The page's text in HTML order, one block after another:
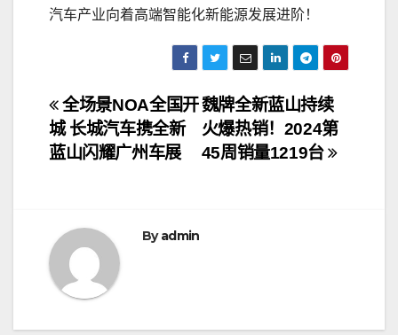
汽车产业向着高端智能化新能源发展进阶！
文
章
航
魏牌全新蓝山持续
火爆热销！2024第
45周销量1219台
全场景NOA全国开
城 长城汽车携全新
蓝山闪耀广州车展
Byadmin